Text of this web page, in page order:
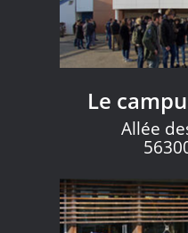
Le
Allée